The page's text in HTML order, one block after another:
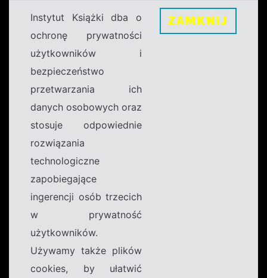
Instytut Książki dba o
ochronę prywatności
użytkowników i
bezpieczeństwo
przetwarzania ich
danych osobowych oraz
stosuje odpowiednie
rozwiązania
technologiczne
zapobiegające
ingerencji osób trzecich
w prywatność
użytkowników.
Używamy także plików
cookies, by ułatwić
ZAMKNIJ